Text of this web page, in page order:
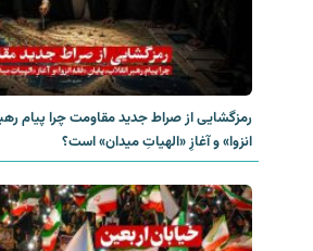
رمزگشایی از صراط جدید مقاومت چرا پیام
انزوا» و آغازِ «الهیاتِ میدان» است؟